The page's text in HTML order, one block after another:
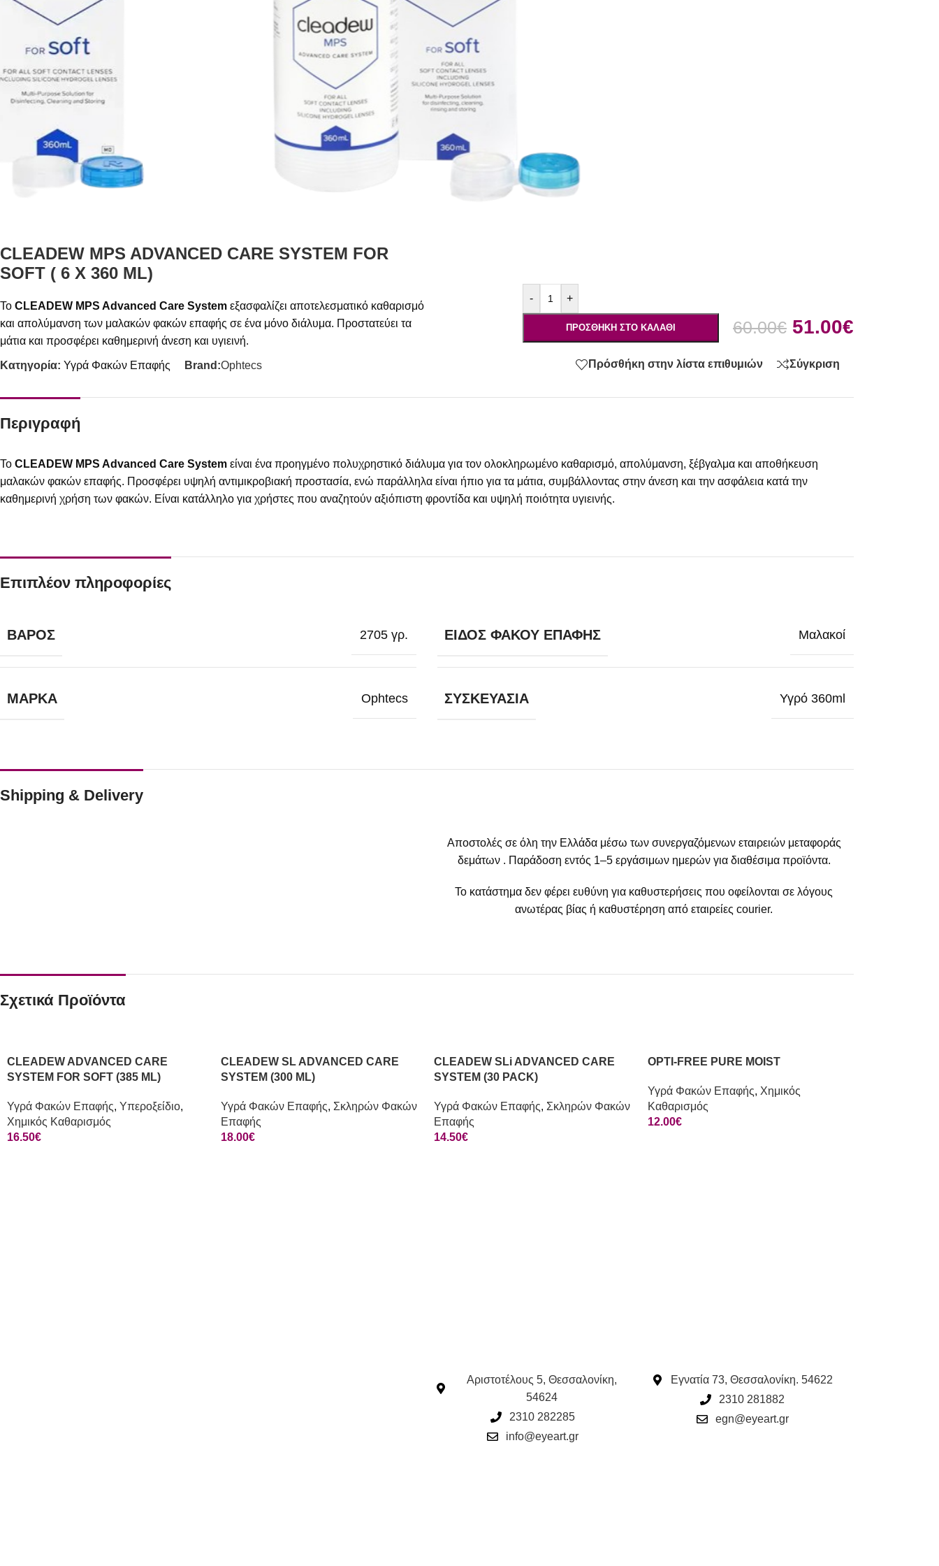
CLEADEW MPS ADVANCED CARE SYSTEM FOR
SOFT ( 6 Χ 360 ML)
Το CLEADEW MPS Advanced Care System εξασφαλίζει αποτελεσματικό καθαρισμό
και απολύμανση των μαλακών φακών επαφής σε ένα μόνο διάλυμα. Προστατεύει τα
μάτια και προσφέρει καθημερινή άνεση και υγιεινή.
- +
ΠΡΟΣΘΉΚΗ ΣΤΟ ΚΑΛΆΘΙ 60.00€ 51.00€
Κατηγορία: Υγρά Φακών Επαφής Brand:Ophtecs Πρόσθήκη στην λίστα επιθυμιών Σύγκριση
Περιγραφή
Το CLEADEW MPS Advanced Care System είναι ένα προηγμένο πολυχρηστικό διάλυμα για τον ολοκληρωμένο καθαρισμό, απολύμανση, ξέβγαλμα και αποθήκευση
μαλακών φακών επαφής. Προσφέρει υψηλή αντιμικροβιακή προστασία, ενώ παράλληλα είναι ήπιο για τα μάτια, συμβάλλοντας στην άνεση και την ασφάλεια κατά την
καθημερινή χρήση των φακών. Είναι κατάλληλο για χρήστες που αναζητούν αξιόπιστη φροντίδα και υψηλή ποιότητα υγιεινής.
Επιπλέον πληροφορίες
ΒΆΡΟΣ 2705 γρ. ΕΊΔΟΣ ΦΑΚΟΎ ΕΠΑΦΉΣ Μαλακοί
ΜΆΡΚΑ Ophtecs ΣΥΣΚΕΥΑΣΊΑ Υγρό 360ml
Shipping & Delivery
Αποστολές σε όλη την Ελλάδα μέσω των συνεργαζόμενων εταιρειών μεταφοράς
δεμάτων . Παράδοση εντός 1–5 εργάσιμων ημερών για διαθέσιμα προϊόντα.
Το κατάστημα δεν φέρει ευθύνη για καθυστερήσεις που οφείλονται σε λόγους
ανωτέρας βίας ή καθυστέρηση από εταιρείες courier.
Σχετικά Προϊόντα
CLEADEW ADVANCED CARE
SYSTEM FOR SOFT (385 ML)
Υγρά Φακών Επαφής, Υπεροξείδιο,
Χημικός Καθαρισμός
16.50€
CLEADEW SL ADVANCED CARE
SYSTEM (300 ML)
Υγρά Φακών Επαφής, Σκληρών Φακών
Επαφής
18.00€
CLEADEW SLi ADVANCED CARE
SYSTEM (30 PACK)
Υγρά Φακών Επαφής, Σκληρών Φακών
Επαφής
14.50€
OPTI-FREE PURE MOIST
Υγρά Φακών Επαφής, Χημικός
Καθαρισμός
12.00€
Αριστοτέλους 5, Θεσσαλονίκη,
54624
2310 282285
info@eyeart.gr
Εγνατία 73, Θεσσαλονίκη. 54622
2310 281882
egn@eyeart.gr